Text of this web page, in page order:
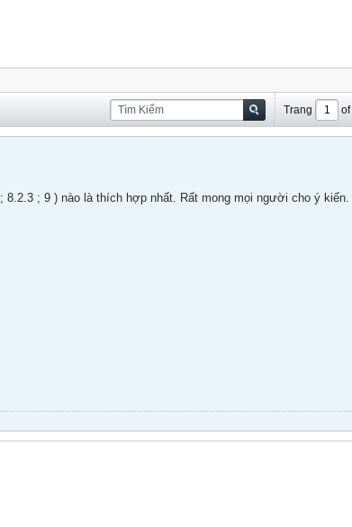
Trang of
; 9 ) nào là thích hợp nhất. Rất mong mọi người cho ý kiến.